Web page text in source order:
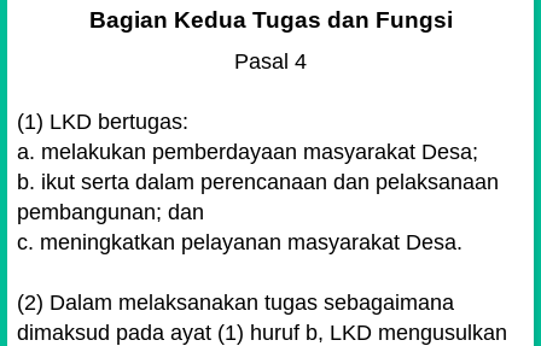
Bagian Kedua Tugas dan Fungsi
Pasal 4
(1) LKD bertugas:
a. melakukan pemberdayaan masyarakat Desa;
b. ikut serta dalam perencanaan dan pelaksanaan
pembangunan; dan
c. meningkatkan pelayanan masyarakat Desa.
(2) Dalam melaksanakan tugas sebagaimana
dimaksud pada ayat (1) huruf b, LKD mengusulkan